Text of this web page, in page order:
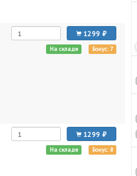
1299
На складе Бонус: 7
1299
На складе Бонус: 8